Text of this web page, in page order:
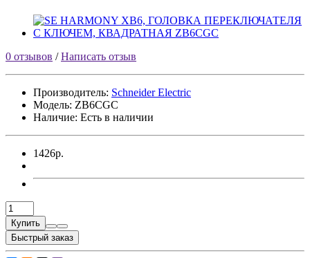
0 отзывов /Написать отзыв
Производитель: Schneider Electric
Модель: ZB6CGC
Наличие: Есть в наличии
1426р.
Купить
Быстрый заказ